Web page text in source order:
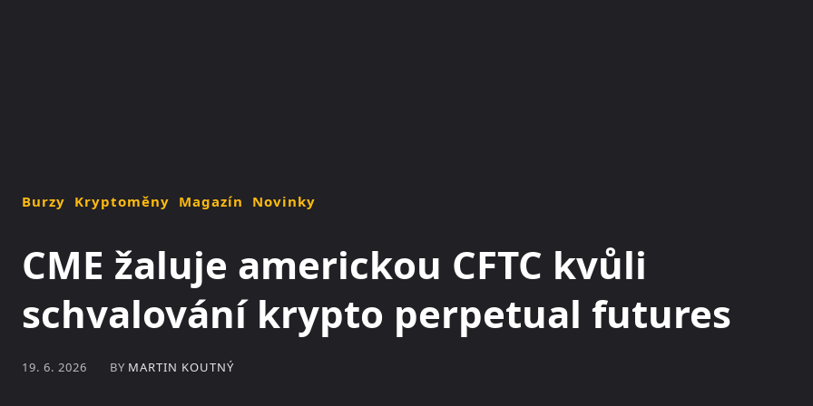
Burzy Kryptoměny Magazín Novinky
CME žaluje americkou CFTC kvůli
schvalování krypto perpetual futures
19. 6. 2026 BY MARTIN KOUTNÝ